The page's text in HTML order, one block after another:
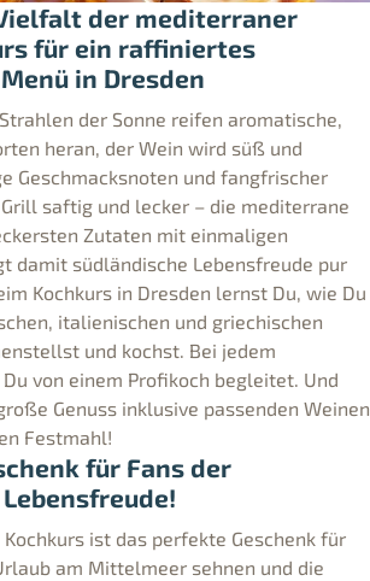
der mediterraner
für ein raffiniertes
in Dresden
der Sonne reifen aromatische,
heran, der Wein wird süß und
Geschmacksnoten und fangfrischer
saftig und lecker – die mediterrane
Zutaten mit einmaligen
damit südländische Lebensfreude pur
Kochkurs in Dresden lernst Du, wie Du
italienischen und griechischen
und kochst. Bei jedem
von einem Profikoch begleitet. Und
Genuss inklusive passenden Weinen
Festmahl!
für Fans der
ist das perfekte Geschenk für
am Mittelmeer sehnen und die